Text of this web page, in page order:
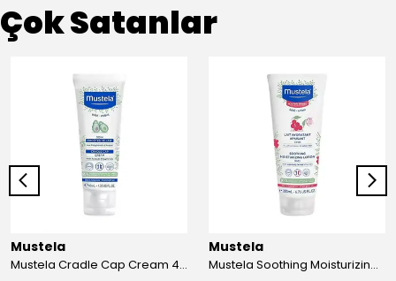
Çok Satanlar
Mustela
Mustela Cradle Cap Cream 40ml - Saç Bakım Kremi
Mustela
Mustela Soothing Moisturizing Lotion 200ml